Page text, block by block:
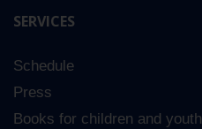
SERVICES
Schedule
Press
Books for children and youth